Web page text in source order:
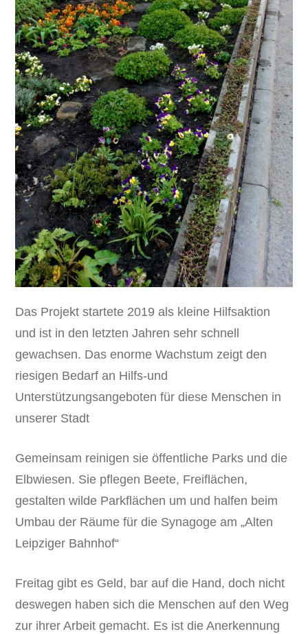
Das Projekt startete 2019 als kleine Hilfsaktion
und ist in den letzten Jahren sehr schnell
gewachsen. Das enorme Wachstum zeigt den
riesigen Bedarf an Hilfs-und
Unterstützungsangeboten für diese Menschen in
unserer Stadt
Gemeinsam reinigen sie öffentliche Parks und die
Elbwiesen. Sie pflegen Beete, Freiflächen,
gestalten wilde Parkflächen um und halfen beim
Umbau der Räume für die Synagoge am „Alten
Leipziger Bahnhof“
Freitag gibt es Geld, bar auf die Hand, doch nicht
deswegen haben sich die Menschen auf den Weg
zur ihrer Arbeit gemacht. Es ist die Anerkennung